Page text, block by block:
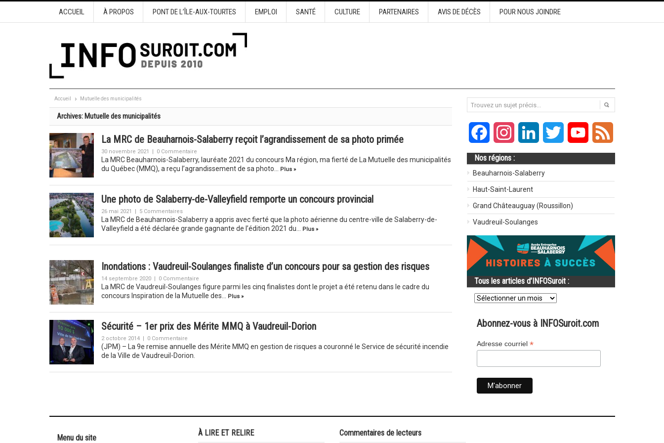
ACCUEIL À PROPOS PONT DE L’ÎLE-AUX-TOURTES EMPLOI SANTÉ CULTURE PARTENAIRES AVIS DE DÉCÈS POUR NOUS JOINDRE
Accueil Mutuelle des municipalités
Archives: Mutuelle des municipalités
La MRC de Beauharnois-Salaberry reçoit l’agrandissement de sa photo primée
30 novembre 2021 | 0 Commentaire
La MRC Beauharnois-Salaberry, lauréate 2021 du concours Ma région, ma fierté de La Mutuelle des municipalités
du Québec (MMQ), a reçu l’agrandissement de sa photo…
Plus »
Une photo de Salaberry-de-Valleyfield remporte un concours provincial
26 mai 2021 | 5 Commentaires
La MRC de Beauharnois-Salaberry a appris avec fierté que la photo aérienne du centre-ville de Salaberry-de-
Valleyfield a été déclarée grande gagnante de l’édition 2021 du…
Plus »
Inondations : Vaudreuil-Soulanges finaliste d’un concours pour sa gestion des risques
14 septembre 2020 | 0 Commentaire
La MRC de Vaudreuil-Soulanges figure parmi les cinq finalistes dont le projet a été retenu dans le cadre du
concours Inspiration de la Mutuelle des…
Plus »
Sécurité – 1er prix des Mérite MMQ à Vaudreuil-Dorion
2 octobre 2014 | 0 Commentaire
(JPM) – La 9e remise annuelle des Mérite MMQ en gestion de risques a couronné le Service de sécurité incendie
de la Ville de Vaudreuil-Dorion.
FacebookInstagramLinkedIn Twitter YouTube
Nos régions :
Beauharnois-Salaberry
Haut-Saint-Laurent
Grand Châteauguay (Roussillon)
Vaudreuil-Soulanges
Tous les articles d’INFOSuroit :
Tous
les
d’INFOSuroit
Abonnez-vous à INFOSuroit.com
Adresse courriel *
Menu du site
À LIRE ET RELIRE Commentaires de lecteurs